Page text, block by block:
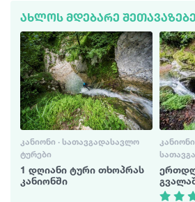
ᲐᲮᲚᲝᲡ ᲛᲓᲔᲑᲐᲠᲔ
ᲙᲐᲜᲘᲝᲜᲘ · ᲡᲐᲗᲐᲕᲒᲐᲓᲐᲡᲐᲕᲚᲝ
ᲢᲣᲠᲔᲑᲘ
1 დღიანი ტური თხოპრას
კანიონში